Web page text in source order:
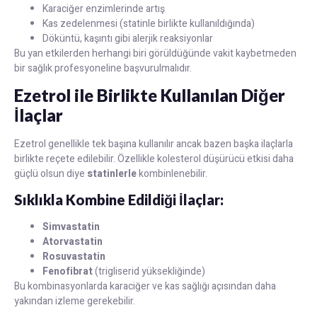
Karaciğer enzimlerinde artış
Kas zedelenmesi (statinle birlikte kullanıldığında)
Döküntü, kaşıntı gibi alerjik reaksiyonlar
Bu yan etkilerden herhangi biri görüldüğünde vakit kaybetmeden
bir sağlık profesyoneline başvurulmalıdır.
Ezetrol ile Birlikte Kullanılan Diğer
İlaçlar
Ezetrol genellikle tek başına kullanılır ancak bazen başka ilaçlarla
birlikte reçete edilebilir. Özellikle kolesterol düşürücü etkisi daha
güçlü olsun diye statinlerlekombinlenebilir.
Sıklıkla Kombine Edildiği İlaçlar:
Simvastatin
Atorvastatin
Rosuvastatin
Fenofibrat(trigliserid yüksekliğinde)
Bu kombinasyonlarda karaciğer ve kas sağlığı açısından daha
yakından izleme gerekebilir.